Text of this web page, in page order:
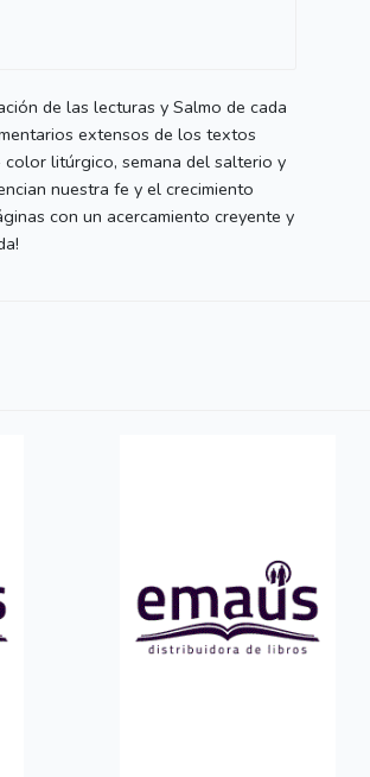
de las lecturas y Salmo de cada
extensos de los textos
litúrgico, semana del salterio y
nuestra fe y el crecimiento
con un acercamiento creyente y